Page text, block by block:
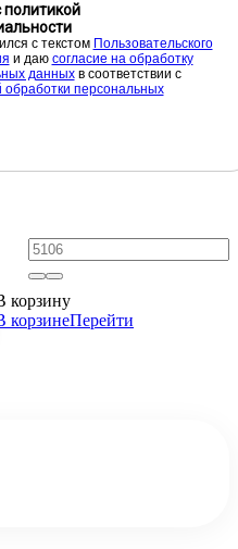
политикой
с текстом Пользовательского
и даю cогласие на обработку
данныхв соответствии с
обработки персональных
корзину
корзинеПерейти